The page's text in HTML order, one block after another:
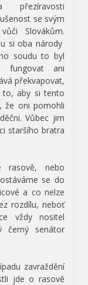
se svým
Slovákům.
si oba národy
soudu to byl
ani
překvapovat,
to, aby si tento
že oni pomohli
Vůbec jim
staršího bratra
rasově, nebo
se do
a co nelze
rozdílu, neboť
vždy nositel
černý senátor
zavraždění
jde o rasově